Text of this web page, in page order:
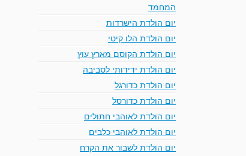
המחמד
יום הולדת הישרדות
יום הולדת הלו קיטי
יום הולדת הקוסם מארץ עוץ
יום הולדת ידידותי לסביבה
יום הולדת כדורגל
יום הולדת כדורסל
יום הולדת לאוהבי חתולים
יום הולדת לאוהבי כלבים
יום הולדת לשבור את הקרח